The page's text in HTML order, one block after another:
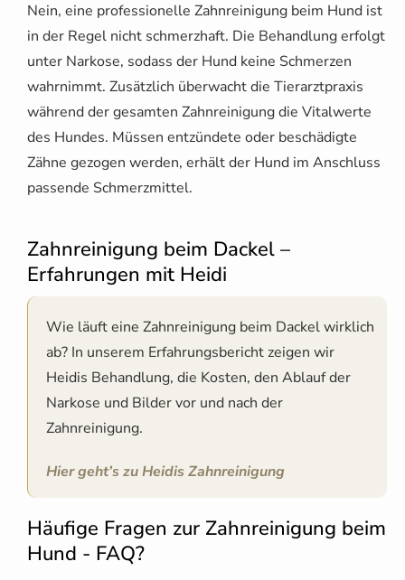
Nein, eine professionelle Zahnreinigung beim Hund ist
in der Regel nicht schmerzhaft. Die Behandlung erfolgt
unter Narkose, sodass der Hund keine Schmerzen
wahrnimmt. Zusätzlich überwacht die Tierarztpraxis
während der gesamten Zahnreinigung die Vitalwerte
des Hundes. Müssen entzündete oder beschädigte
Zähne gezogen werden, erhält der Hund im Anschluss
passende Schmerzmittel.
Zahnreinigung beim Dackel –
Erfahrungen mit Heidi
Wie läuft eine Zahnreinigung beim Dackel wirklich
ab? In unserem Erfahrungsbericht zeigen wir
Heidis Behandlung, die Kosten, den Ablauf der
Narkose und Bilder vor und nach der
Zahnreinigung.
Hier geht’s zu Heidis Zahnreinigung
Häufige Fragen zur Zahnreinigung beim
Hund - FAQ?​